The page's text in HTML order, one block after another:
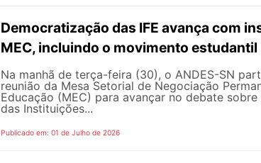
Democratização das IFE avança com
MEC, incluindo o movimento estudantil
Na manhã de terça-feira (30), o ANDES-SN
reunião da Mesa Setorial de Negociação
Educação (MEC) para avançar no debate
das Instituições...
Publicado em: 01 de Julho de 2026